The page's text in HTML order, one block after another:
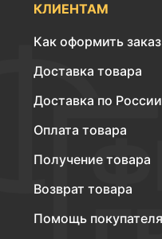
КЛИЕНТАМ
Как оформить заказ
Доставка товара
Доставка по России
Оплата товара
Получение товара
Возврат товара
Помощь